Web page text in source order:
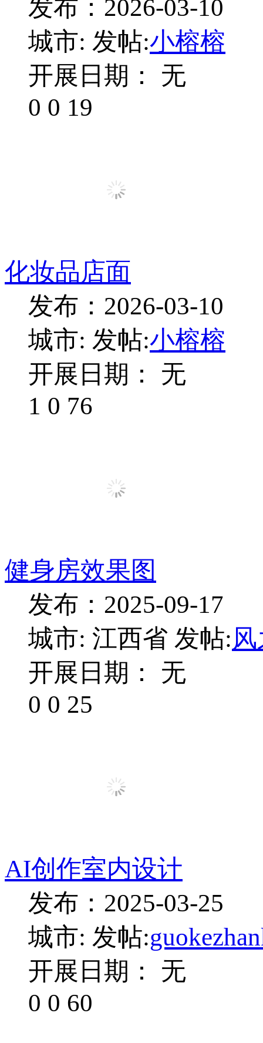
发布：2026-03-10
城市: 发帖:小榕榕
开展日期： 无
0 0 19
化妆品店面
发布：2026-03-10
城市: 发帖:小榕榕
开展日期： 无
1 0 76
健身房效果图
发布：2025-09-17
城市: 江西省 发帖:
开展日期： 无
0 0 25
AI创作室内设计
发布：2025-03-25
城市: 发帖:
开展日期： 无
0 0 60